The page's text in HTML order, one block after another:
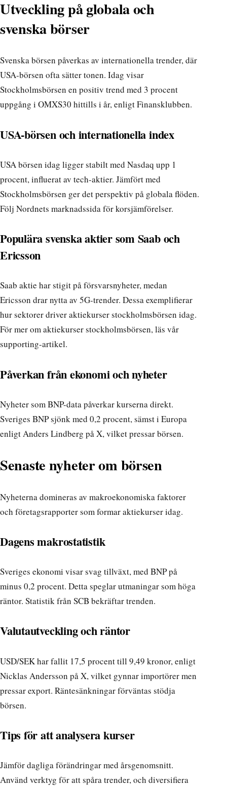
Utveckling på globala och
svenska börser
Svenska börsen påverkas av internationella trender, där
USA-börsen ofta sätter tonen. Idag visar
Stockholmsbörsen en positiv trend med 3 procent
uppgång i OMXS30 hittills i år, enligt Finansklubben.
USA-börsen och internationella index
USA börsen idag ligger stabilt med Nasdaq upp 1
procent, influerat av tech-aktier. Jämfört med
Stockholmsbörsen ger det perspektiv på globala flöden.
Följ Nordnets marknadssidaför korsjämförelser.
Populära svenska aktier som Saab och
Ericsson
Saab aktie har stigit på försvarsnyheter, medan
Ericsson drar nytta av 5G-trender. Dessa exemplifierar
hur sektorer driver aktiekurser stockholmsbörsen idag.
För mer omaktiekurser stockholmsbörsen, läs vår
supporting-artikel.
Påverkan från ekonomi och nyheter
Nyheter som BNP-data påverkar kurserna direkt.
Sveriges BNP sjönk med 0,2 procent, sämst i Europa
enligt Anders Lindberg på X, vilket pressar börsen.
Senaste nyheter om börsen
Nyheterna domineras av makroekonomiska faktorer
och företagsrapporter som formar aktiekurser idag.
Dagens makrostatistik
Sveriges ekonomi visar svag tillväxt, med BNP på
minus 0,2 procent. Detta speglar utmaningar som höga
räntor. Statistik från SCB bekräftar trenden.
Valutautveckling och räntor
USD/SEK har fallit 17,5 procent till 9,49 kronor, enligt
Nicklas Andersson på X, vilket gynnar importörer men
pressar export. Räntesänkningar förväntas stödja
börsen.
Tips för att analysera kurser
Jämför dagliga förändringar med årsgenomsnitt.
Använd verktyg för att spåra trender, och diversifiera